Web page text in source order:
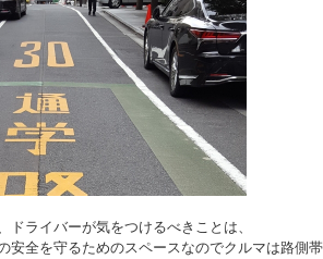
ドライバーが気をつけるべきことは、
安全を守るためのスペースなのでクルマは路側